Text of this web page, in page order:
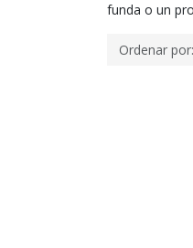
funda o un
Ordenar por: